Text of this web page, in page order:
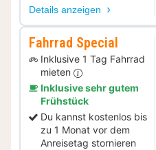
Details anzeigen
Fahrrad Special
Inklusive 1 Tag Fahrrad
mieten
Inklusive sehr gutem
Frühstück
Du kannst kostenlos bis
zu 1 Monat vor dem
Anreisetag stornieren